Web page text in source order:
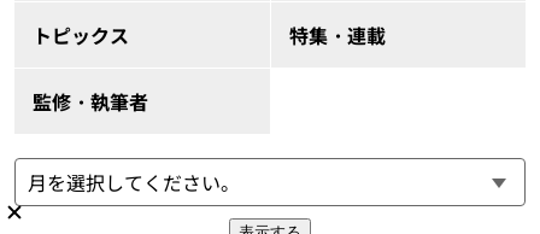
トピックス 特集・連載
監修・執筆者